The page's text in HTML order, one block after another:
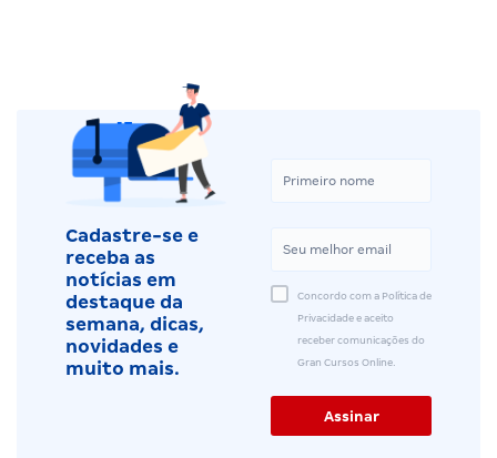
Cadastre-se e
receba as
notícias em
destaque da
semana, dicas,
novidades e
muito mais.
Concordo com a Política de
Privacidade e aceito
receber comunicações do
Gran Cursos Online.